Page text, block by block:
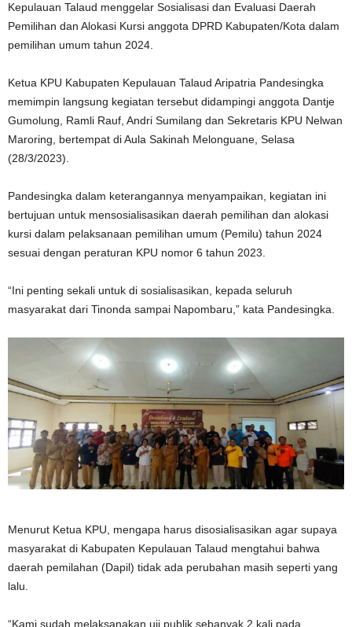
Kepulauan Talaud menggelar Sosialisasi dan Evaluasi Daerah
Pemilihan dan Alokasi Kursi anggota DPRD Kabupaten/Kota dalam
pemilihan umum tahun 2024.
Ketua KPU Kabupaten Kepulauan Talaud Aripatria Pandesingka
memimpin langsung kegiatan tersebut didampingi anggota Dantje
Gumolung, Ramli Rauf, Andri Sumilang dan Sekretaris KPU Nelwan
Maroring, bertempat di Aula Sakinah Melonguane, Selasa
(28/3/2023).
Pandesingka dalam keterangannya menyampaikan, kegiatan ini
bertujuan untuk mensosialisasikan daerah pemilihan dan alokasi
kursi dalam pelaksanaan pemilihan umum (Pemilu) tahun 2024
sesuai dengan peraturan KPU nomor 6 tahun 2023.
“Ini penting sekali untuk di sosialisasikan, kepada seluruh
masyarakat dari Tinonda sampai Napombaru,” kata Pandesingka.
Menurut Ketua KPU, mengapa harus disosialisasikan agar supaya
masyarakat di Kabupaten Kepulauan Talaud mengtahui bahwa
daerah pemilahan (Dapil) tidak ada perubahan masih seperti yang
lalu.
“Kami sudah melaksanakan uji publik sebanyak 2 kali pada